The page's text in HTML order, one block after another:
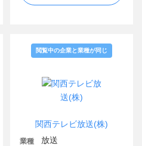
関西テレビ放送(株)
閲覧中の企業と業種が同じ
業種 放送